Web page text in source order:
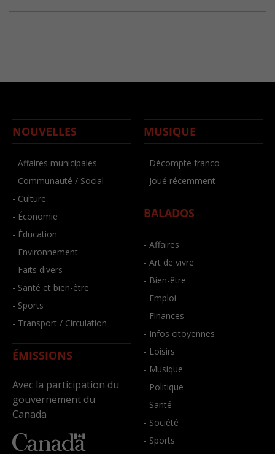
NOUVELLES
- Affaires municipales
- Communauté / Social
- Culture
- Économie
- Éducation
- Environnement
- Faits divers
- Santé et bien-être
- Sports
- Transport / Circulation
ÉMISSIONS
Avec la participation du
gouvernement du
Canada
MUSIQUE
- Décompte franco
- Joué récemment
BALADOS
- Affaires
- Art de vivre
- Bien-être
- Emploi
- Finances
- Infos citoyennes
- Loisirs
- Musique
- Politique
- Santé
- Société
- Sports